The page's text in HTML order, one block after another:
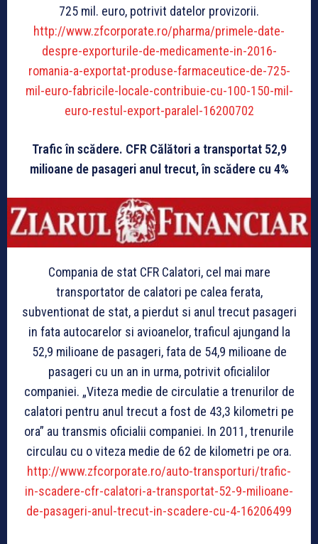
725 mil. euro, potrivit datelor provizorii.
http://www.zfcorporate.ro/pharma/primele-date-
despre-exporturile-de-medicamente-in-2016-
romania-a-exportat-produse-farmaceutice-de-725-
mil-euro-fabricile-locale-contribuie-cu-100-150-mil-
euro-restul-export-paralel-16200702
Trafic în scădere. CFR Călători a transportat 52,9
milioane de pasageri anul trecut, în scădere cu 4%
Compania de stat CFR Calatori, cel mai mare
transportator de calatori pe calea ferata,
subventionat de stat, a pierdut si anul trecut pasageri
in fata autocarelor si avioanelor, traficul ajungand la
52,9 milioane de pasageri, fata de 54,9 milioane de
pasageri cu un an in urma, potrivit oficialilor
companiei. „Viteza medie de circulatie a trenurilor de
calatori pentru anul trecut a fost de 43,3 kilometri pe
ora” au transmis oficialii companiei. In 2011, trenurile
circulau cu o viteza medie de 62 de kilometri pe ora.
http://www.zfcorporate.ro/auto-transporturi/trafic-
in-scadere-cfr-calatori-a-transportat-52-9-milioane-
de-pasageri-anul-trecut-in-scadere-cu-4-16206499